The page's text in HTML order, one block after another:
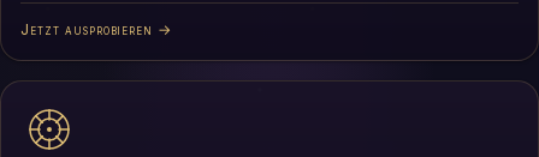
Jetzt ausprobieren →